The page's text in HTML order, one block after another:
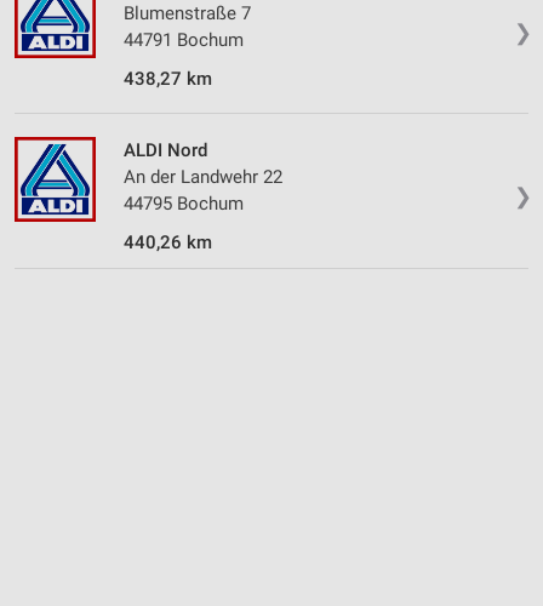
❯
Blumenstraße 7
44791 Bochum
438,27 km
❯
ALDI Nord
An der Landwehr 22
44795 Bochum
440,26 km